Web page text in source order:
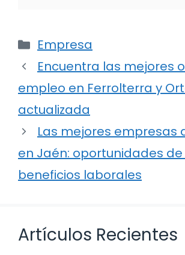
Categorías
Empresa
Encuentra las mejores
empleo en Ferrolterra y
actualizada
Las mejores empresas
en Jaén: oportunidades
beneficios laborales
Artículos Recientes